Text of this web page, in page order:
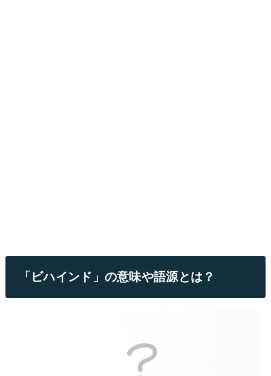
「ビハインド」の意味や語源とは？